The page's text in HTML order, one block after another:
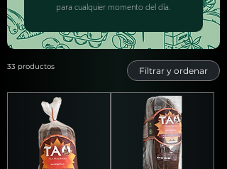
para cualquier momento del día.
33 productos Filtrar y ordenar